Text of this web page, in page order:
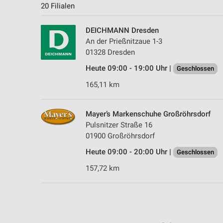
20 Filialen
DEICHMANN Dresden
An der Prießnitzaue 1-3
01328 Dresden
Heute 09:00 - 19:00 Uhr |
Geschlossen
165,11 km
Mayer’s Markenschuhe Großröhrsdorf
Pulsnitzer Straße 16
01900 Großröhrsdorf
Heute 09:00 - 20:00 Uhr |
Geschlossen
157,72 km